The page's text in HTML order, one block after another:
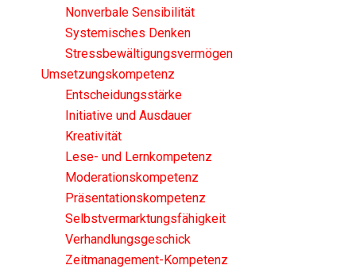
Nonverbale Sensibilität
Systemisches Denken
Stressbewältigungsvermögen
Umsetzungskompetenz
Entscheidungsstärke
Initiative und Ausdauer
Kreativität
Lese- und Lernkompetenz
Moderationskompetenz
Präsentationskompetenz
Selbstvermarktungsfähigkeit
Verhandlungsgeschick
Zeitmanagement-Kompetenz